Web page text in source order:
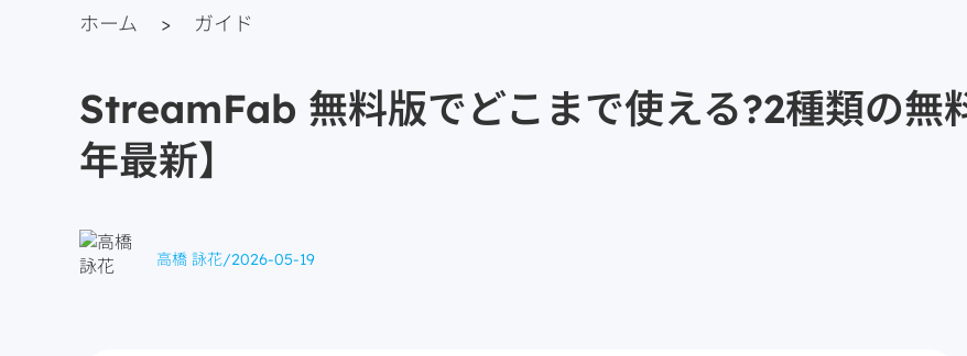
ホーム > ガイド
StreamFab 無料版でどこまで使える?2種類の無
年最新】
高橋 詠花/2026-05-19